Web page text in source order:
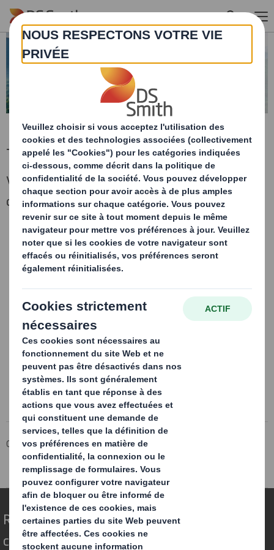
Skip to main content
Téléchargez le rapport
Veuillez remplir le formulaire ci-dessous afin
de télécharger votre rapport.
Groupe DS Smith Média
Appréhender le futur
Scénario 3 - La nouvelle donne asiatique
Repenser l’emballage pour un monde qui
change